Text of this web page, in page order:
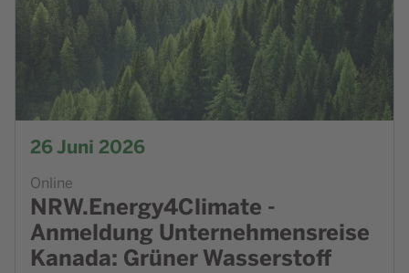
26Juni 2026
Online
NRW.Energy4Climate -
Anmeldung Unternehmensreise
Kanada: Grüner Wasserstoff